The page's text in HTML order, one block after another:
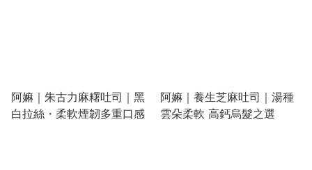
阿嫲｜朱古力麻糬吐司｜黑
白拉絲・柔軟煙韌多重口感
阿嫲｜養生芝麻吐司｜湯種
雲朵柔軟 高鈣烏髮之選